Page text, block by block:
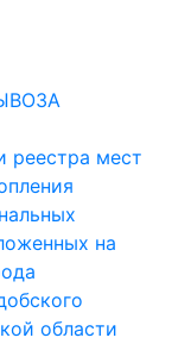
реестра мест
на
области